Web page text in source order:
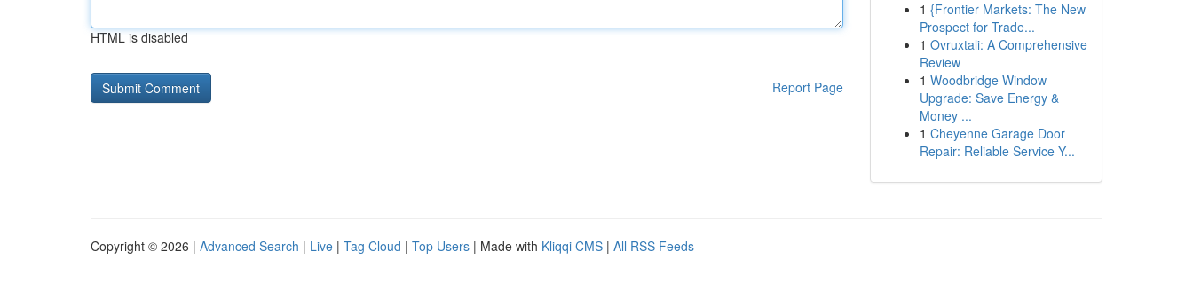
HTML is disabled
Report Page
1 {Frontier Markets: The New
Prospect for Trade...
1 Ovruxtali: A Comprehensive
Review
1 Woodbridge Window
Upgrade: Save Energy &
Money ...
1 Cheyenne Garage Door
Repair: Reliable Service Y...
Copyright © 2026 | Advanced Search | Live | Tag Cloud | Top Users | Made with Kliqqi CMS | All RSS Feeds